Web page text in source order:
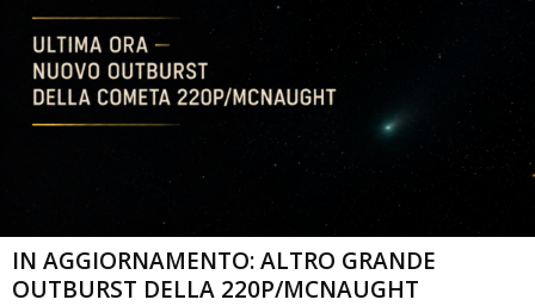
IN AGGIORNAMENTO: ALTRO GRANDE
OUTBURST DELLA 220P/MCNAUGHT